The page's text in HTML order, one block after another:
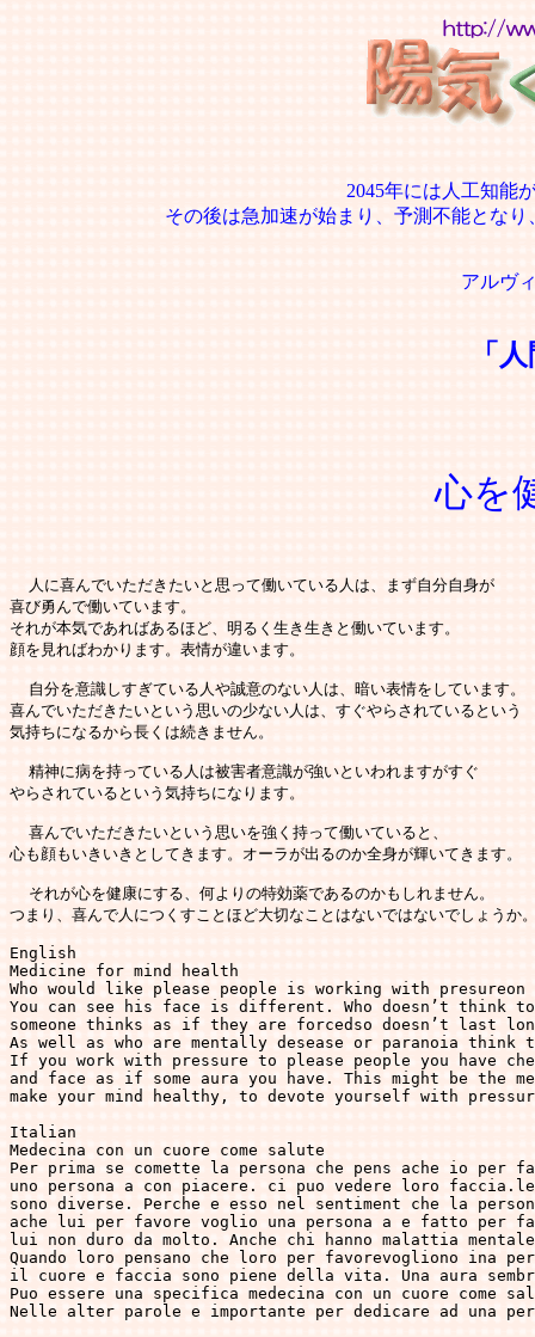
2045年には人工知能
その後は急加速が始まり、予測不能とな
アルヴ
「
心を
  人に喜んでいただきたいと思って働いている人は、まず自分自身が
喜び勇んで働いています。
それが本気であればあるほど、明るく生き生きと働いています。
顔を見ればわかります。表情が違います。
  自分を意識しすぎている人や誠意のない人は、暗い表情をしています。
喜んでいただきたいという思いの少ない人は、すぐやらされているという
気持ちになるから長くは続きません。
  精神に病を持っている人は被害者意識が強いといわれますがすぐ
やらされているという気持ちになります。
  喜んでいただきたいという思いを強く持って働いていると、
心も顔もいきいきとしてきます。オーラが出るのか全身が輝いてきます。
  それが心を健康にする、何よりの特効薬であるのかもしれません。
つまり、喜んで人につくすことほど大切なことはないではないでしょうか
English
Medicine for mind health
Who would like please people is working with
You can see his face is different. Who doesn’t think
someone thinks as if they are forcedso doesn’t last
As well as who are mentally desease or paranoia think
If you work with pressure to please people you have
and face as if some aura you have. This might be the
make your mind healthy, to devote yourself with
Italian
Medecina con un cuore come salute
Per prima se comette la persona che pens ache io per
uno persona a con piacere. ci puo vedere loro
sono diverse. Perche e esso nel sentiment che la
ache lui per favore voglio una persona a e fatto per
lui non duro da molto. Anche chi hanno malattia
Quando loro pensano che loro per favorevogliono ina
il cuore e faccia sono piene della vita. Una aura
Puo essere una specifica medecina con un cuore come
Nelle alter parole e importante per dedicare ad una